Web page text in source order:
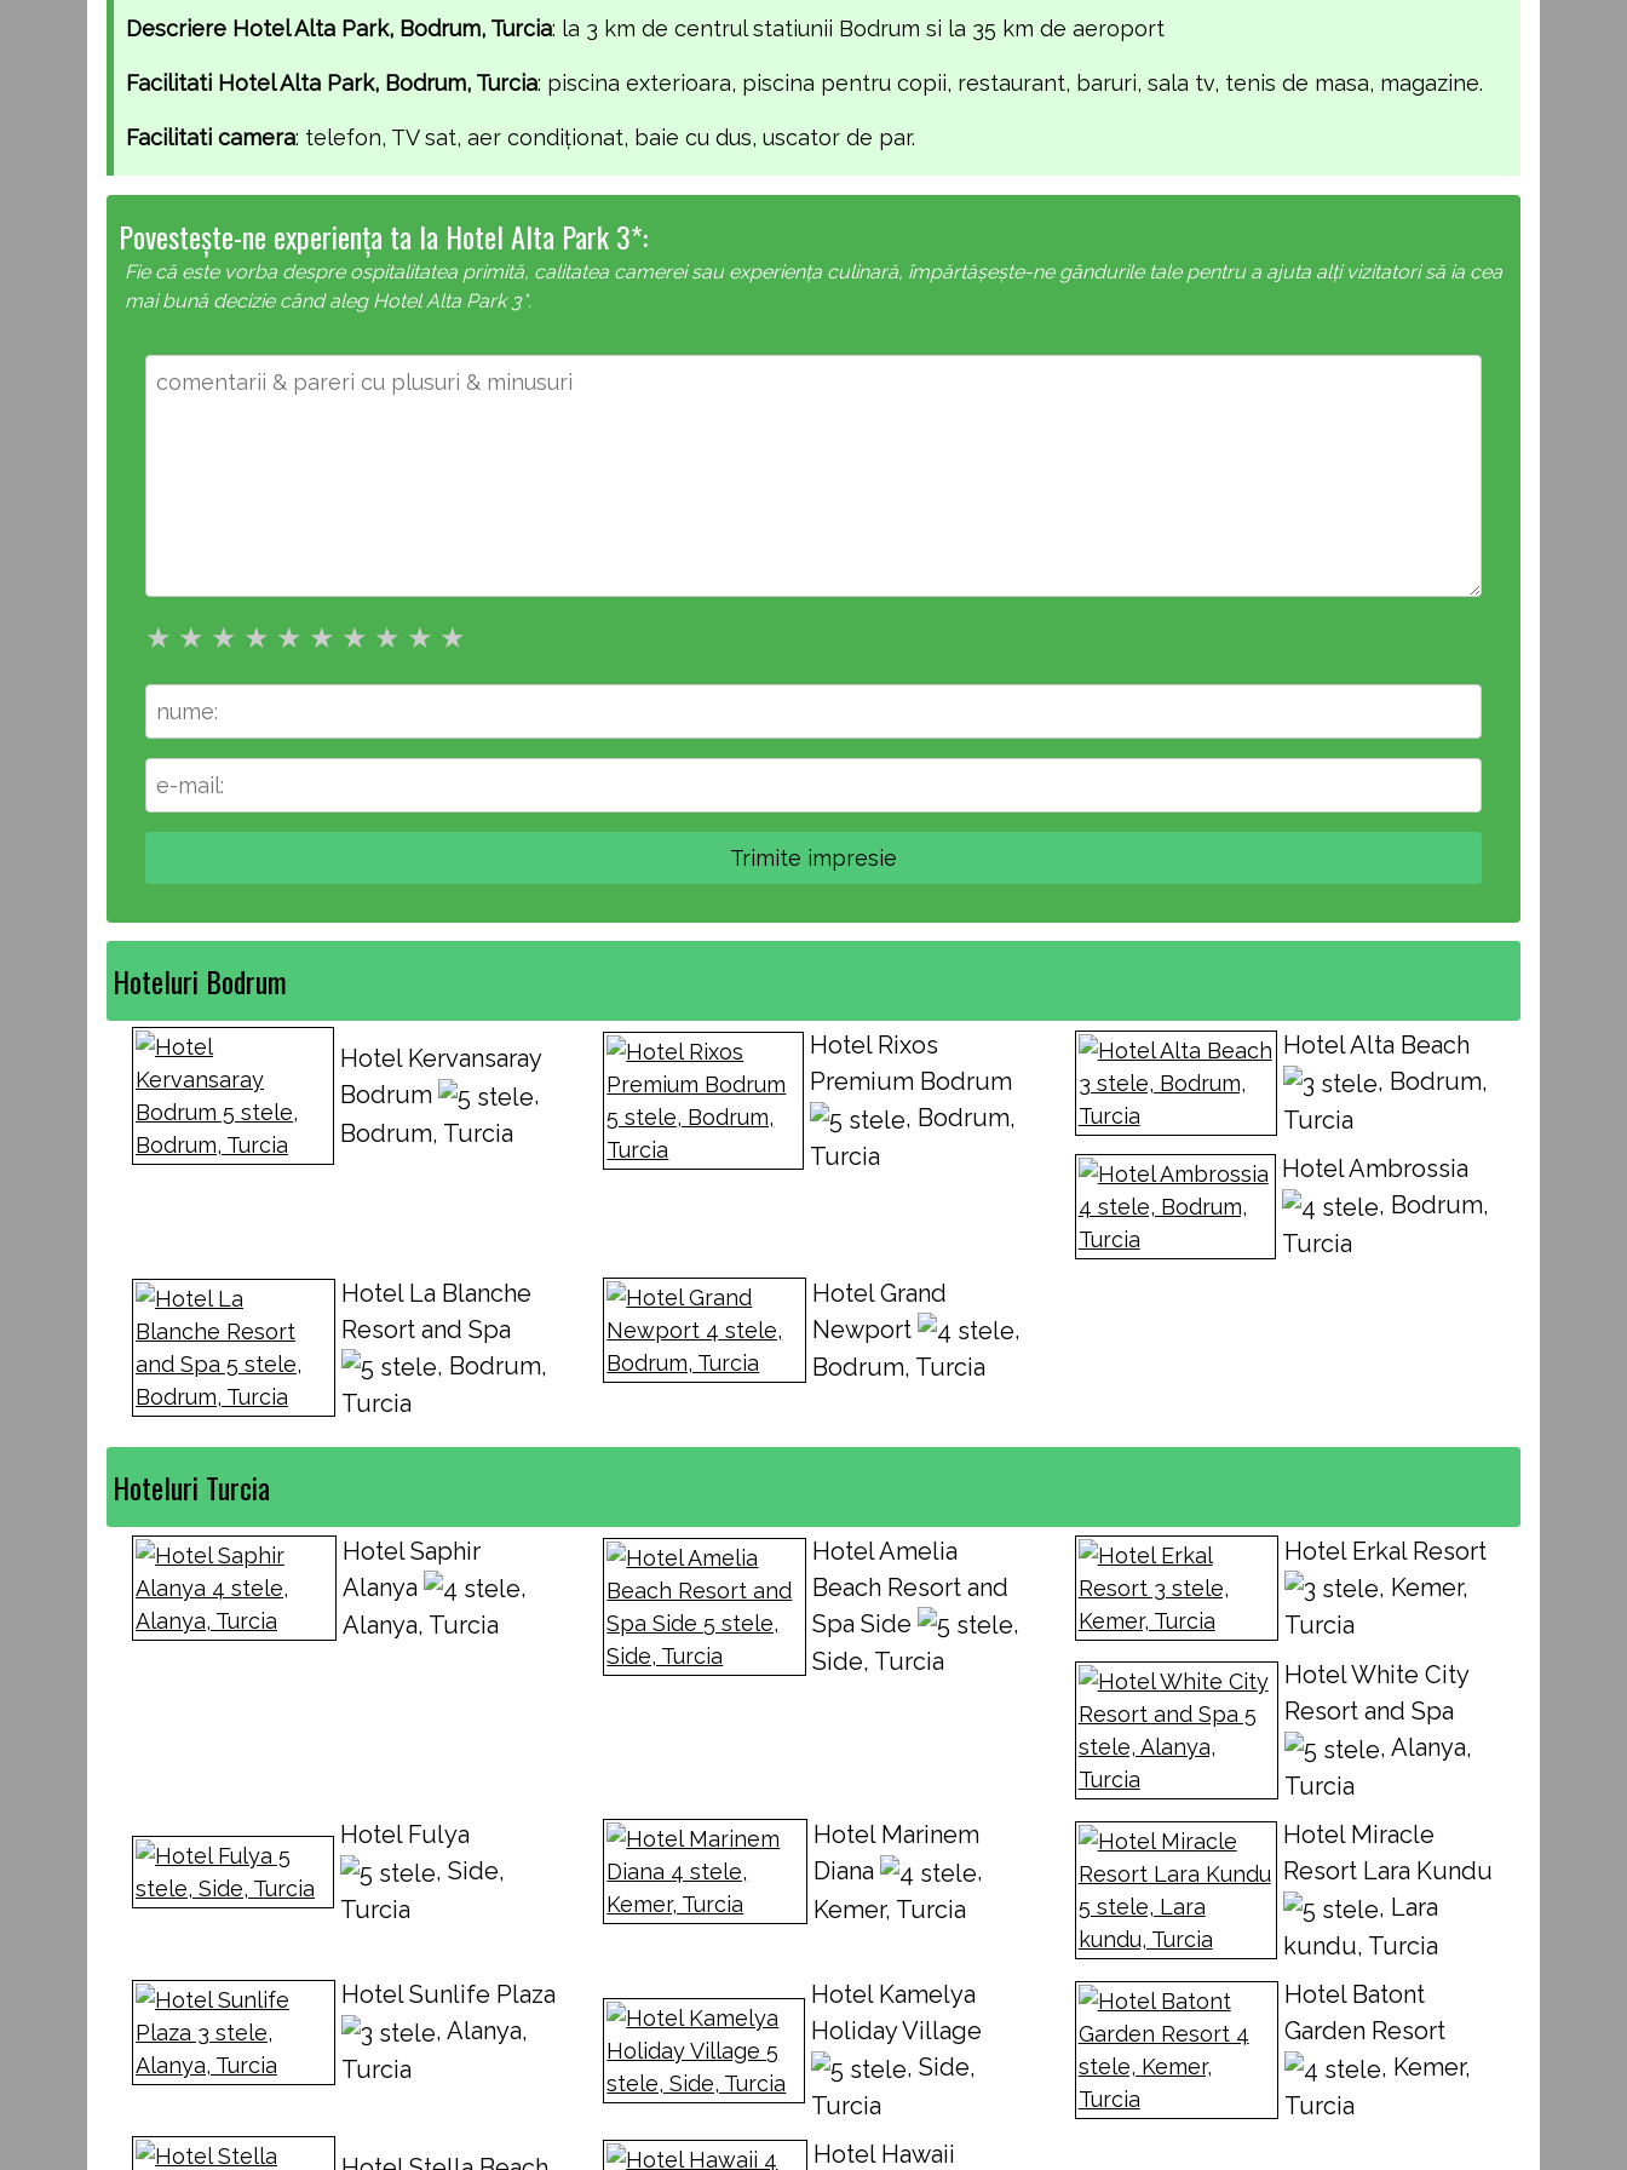
Descriere Hotel Alta Park, Bodrum, Turcia: la 3 km de centrul statiunii Bodrum si la 35 km de aeroport
Facilitati Hotel Alta Park, Bodrum, Turcia: piscina exterioara, piscina pentru copii, restaurant, baruri, sala tv, tenis de masa, magazine.
Facilitati camera: telefon, TV sat, aer condiţionat, baie cu dus, uscator de par.
Povestește-ne experiența ta la Hotel Alta Park 3*:
Fie că este vorba despre ospitalitatea primită, calitatea camerei sau experiența culinară, împărtășește-ne gândurile tale pentru a ajuta alți vizitatori să ia cea
mai bună decizie când aleg Hotel Alta Park 3*.
★
★
★
★
★
★
★
★
★
★
Trimite impresie
Hoteluri Bodrum
Hotel Kervansaray
Bodrum
,
Bodrum, Turcia
Hotel Rixos
Premium Bodrum
, Bodrum,
Turcia
Hotel Alta Beach
, Bodrum,
Turcia
Hotel Ambrossia
, Bodrum,
Turcia
Hotel La Blanche
Resort and Spa
, Bodrum,
Turcia
Hotel Grand
Newport
,
Bodrum, Turcia
Hoteluri Turcia
Hotel Saphir
Alanya
,
Alanya, Turcia
Hotel Amelia
Beach Resort and
Spa Side
,
Side, Turcia
Hotel Erkal Resort
, Kemer,
Turcia
Hotel White City
Resort and Spa
, Alanya,
Turcia
Hotel Fulya
, Side,
Turcia
Hotel Marinem
Diana
,
Kemer, Turcia
Hotel Miracle
Resort Lara Kundu
, Lara
kundu, Turcia
Hotel Sunlife Plaza
, Alanya,
Turcia
Hotel Kamelya
Holiday Village
, Side,
Turcia
Hotel Batont
Garden Resort
, Kemer,
Turcia
Hotel Hawaii